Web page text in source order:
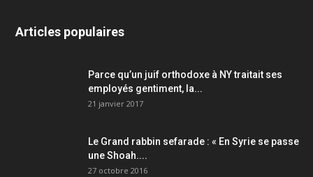
Articles populaires
Parce qu’un juif orthodoxe à NY traitait ses
employés gentiment, la...
21 janvier 2017
Le Grand rabbin sefarade : « En Syrie se passe
une Shoah....
27 octobre 2016